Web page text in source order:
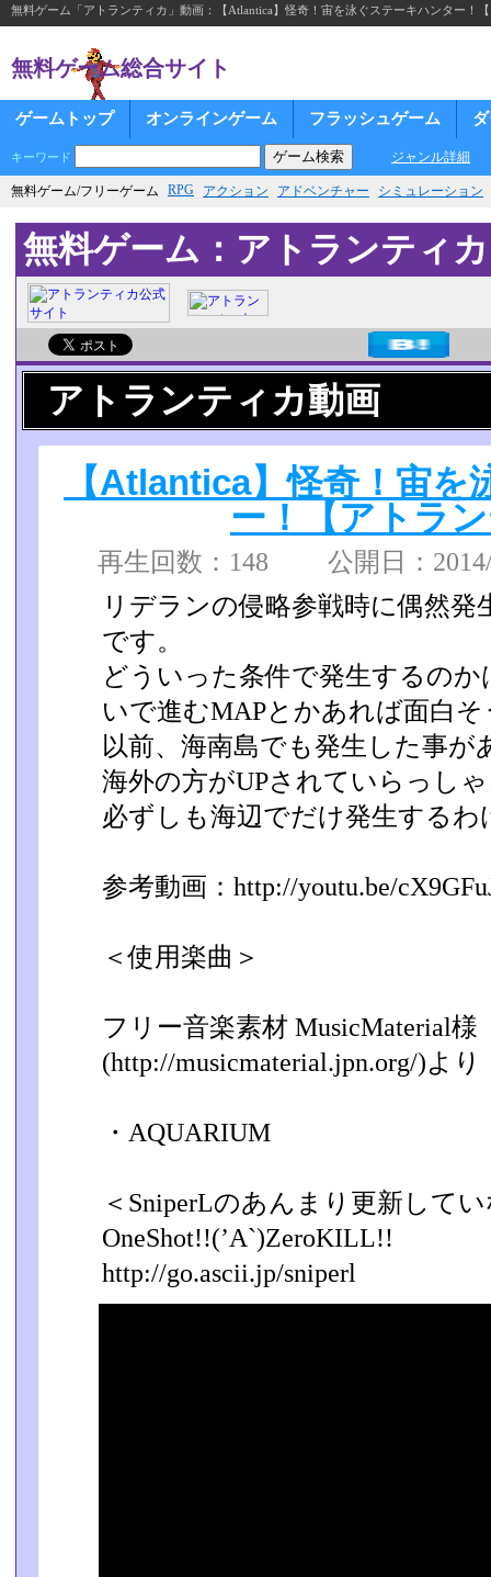
無料ゲーム「アトランティカ」動画：【Atlantica】怪奇！宙を泳ぐステーキハンター！
無料ゲーム総合サイト
ゲームトップ オンラインゲーム フラッシュゲーム
キーワード ジャンル詳細
無料ゲーム/フリーゲーム RPG アクション アドベンチャー シミュレーション
無料ゲーム：アトランティカ
アトランティカ動画
【Atlantica】怪奇！宙を
ー！【アトラ
再生回数：148 公開日：
リデランの侵略参戦時に偶然
です。
どういった条件で発生するの
いで進むMAPとかあれば面白
以前、海南島でも発生した事が
海外の方がUPされていらっし
必ずしも海辺でだけ発生する
参考動画：http://youtu.be/
＜使用楽曲＞
フリー音楽素材 MusicMaterial様
(http://musicmaterial.jpn.org/)より
・AQUARIUM
＜SniperLのあんまり更新して
OneShot!!(’A`)ZeroKILL!!
http://go.ascii.jp/sniperl